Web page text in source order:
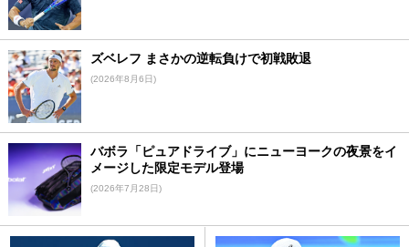
ズベレフ まさかの逆転負けで初戦敗退
(2026年8月6日)
バボラ「ピュアドライブ」にニューヨークの夜景をイ
メージした限定モデル登場
(2026年7月28日)